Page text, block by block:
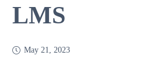
LMS
May 21, 2023